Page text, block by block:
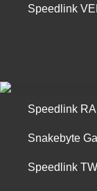
Speedlink
Speedlink
Snakebyte
Speedlink